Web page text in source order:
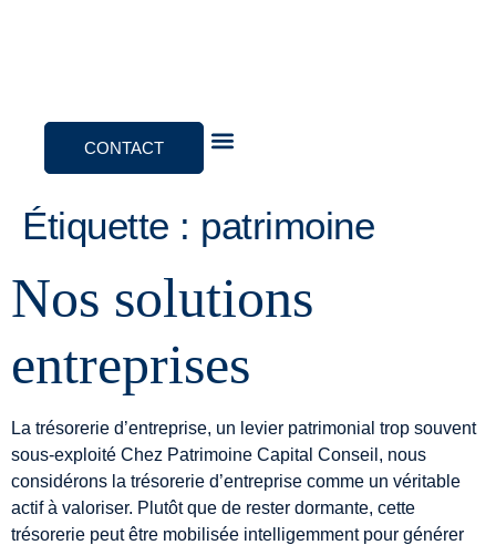
CONTACT
Étiquette : patrimoine
Nos solutions
entreprises
La trésorerie d’entreprise, un levier patrimonial trop souvent
sous-exploité Chez Patrimoine Capital Conseil, nous
considérons la trésorerie d’entreprise comme un véritable
actif à valoriser. Plutôt que de rester dormante, cette
trésorerie peut être mobilisée intelligemment pour générer